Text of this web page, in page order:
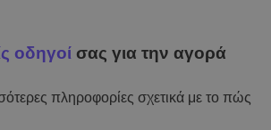
οδηγοί σας για την αγορά
πληροφορίες σχετικά με το πώς